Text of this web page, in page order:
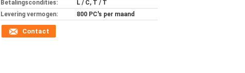
Betalingscondities:
L / C, T / T
Levering vermogen:
800 PC's per maand
Contact